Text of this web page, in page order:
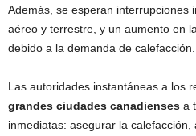
Además, se esperan interrupciones
aéreo y terrestre, y un aumento en
debido a la demanda de calefacción.
Las autoridades instantáneas a los
grandes ciudades canadienses a
inmediatas: asegurar la